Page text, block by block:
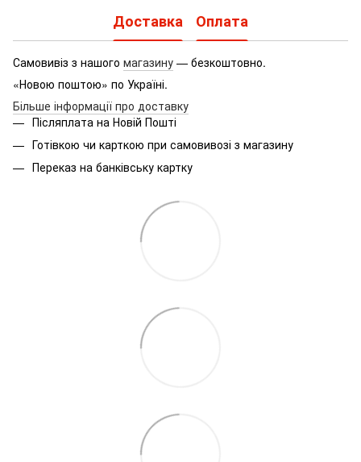
Доставка Оплата
Самовивіз з нашого магазину — безкоштовно.
«Новою поштою» по Україні.
Більше інформації про доставку
Післяплата на Новій Пошті
Готівкою чи карткою при самовивозі з магазину
Переказ на банківську картку